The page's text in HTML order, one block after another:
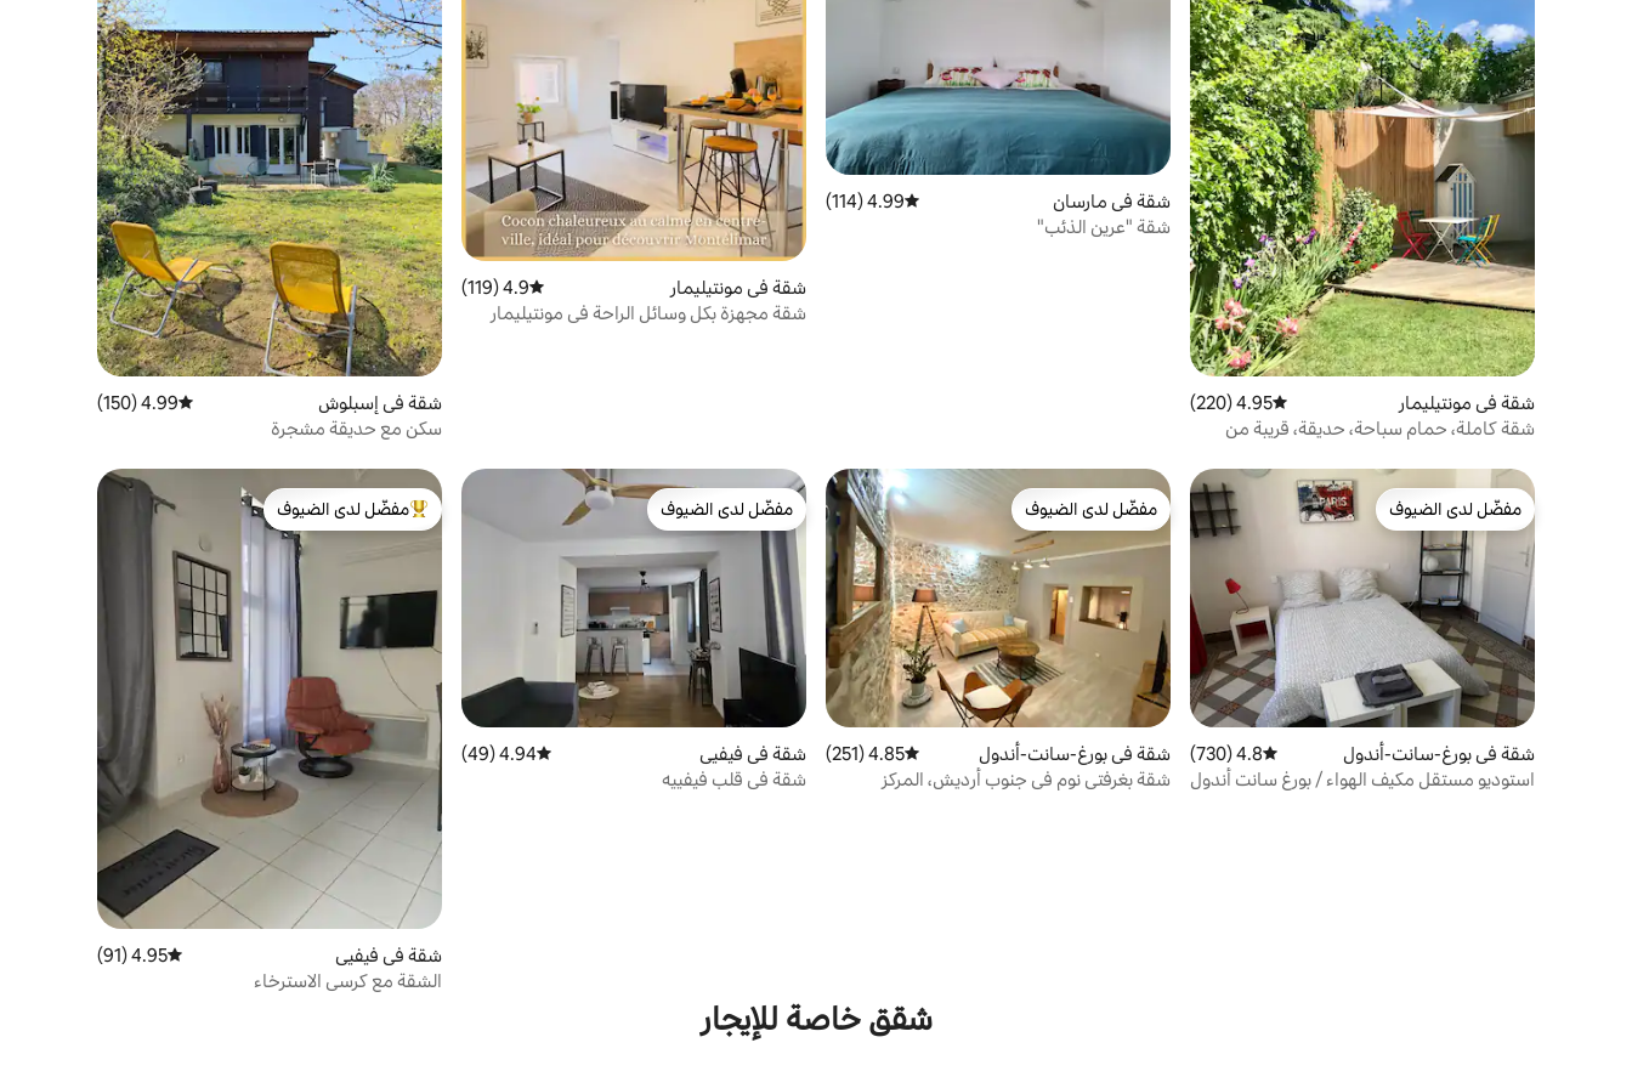
شقة في مونتيليمار متوسط التقييم 4.95 من 5، 220 مراجعات
4.95 (220)
شقة كاملة، حمام سباحة، حديقة، قريبة من
شقة في مارسان متوسط التقييم 4.99 من 5، 114 مراجعات
4.99 (114)
شقة "عرين الذئب"
شقة في مونتيليمار متوسط التقييم 4.9 من 5، 119 مراجعات
4.9 (119)
شقة مجهزة بكل وسائل الراحة في مونتيليمار
شقة في إسبلوش متوسط التقييم 4.99 من 5، 150 مراجعات
4.99 (150)
سكن مع حديقة مشجرة
مفضّل لدى الضيوف
مفضّل لدى الضيوف
شقة في بورغ-سانت-أندول متوسط التقييم 4.8 من 5، 730 مراجعات
4.8 (730)
استوديو مستقل مكيف الهواء / بورغ سانت أندول
مفضّل لدى الضيوف
مفضّل لدى الضيوف
شقة في بورغ-سانت-أندول متوسط التقييم 4.85 من 5، 251 مراجعات
4.85 (251)
شقة بغرفتي نوم في جنوب أرديش، المركز
مفضّل لدى الضيوف
مفضّل لدى الضيوف
شقة في فيفيي متوسط التقييم 4.94 من 5، 49 مراجعات
4.94 (49)
شقة في قلب فيفييه
من أبرز البيوت المفضّلة لدى الضيوف
مفضّل لدى الضيوف
شقة في فيفيي متوسط التقييم 4.95 من 5، 91 مراجعات
4.95 (91)
الشقة مع كرسي الاسترخاء
شقق خاصة للإيجار